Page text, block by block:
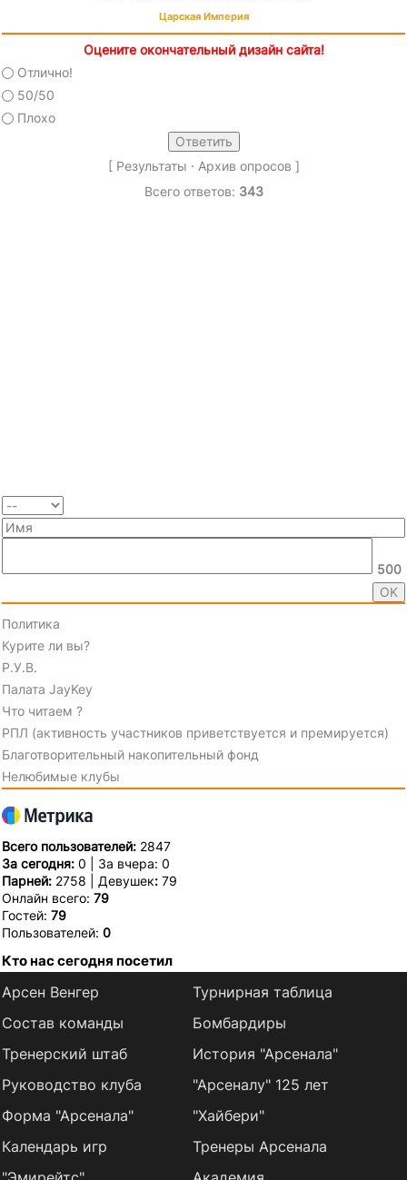
Царская Империя
Оцените окончательный дизайн сайта!
Отлично!
50/50
Плохо
[ Результаты · Архив опросов ]
Всего ответов: 343
500
Политика
Курите ли вы?
Р.У.В.
Палата JayKey
Что читаем ?
РПЛ (активность участников приветствуется и премируется)
Благотворительный накопительный фонд
Нелюбимые клубы
Всего пользователей: 2847
За сегодня: 0 | За вчера: 0
Парней: 2758 | Девушек: 79
Онлайн всего: 79
Гостей: 79
Пользователей: 0
Кто нас сегодня посетил
Арсен Венгер
Состав команды
Тренерский штаб
Руководство клуба
Форма "Арсенала"
Календарь игр
Турнирная таблица
Бомбардиры
История "Арсенала"
"Арсеналу" 125 лет
"Хайбери"
Тренеры Арсенала